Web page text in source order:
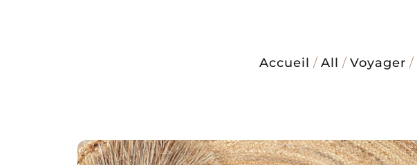
Accueil / All / Voyager /